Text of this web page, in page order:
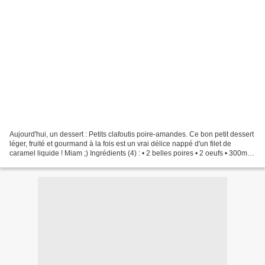
Aujourd'hui, un dessert : Petits clafoutis poire-amandes. Ce bon petit dessert
léger, fruité et gourmand à la fois est un vrai délice nappé d'un filet de
caramel liquide ! Miam ;) Ingrédients (4) : • 2 belles poires • 2 oeufs • 300ml